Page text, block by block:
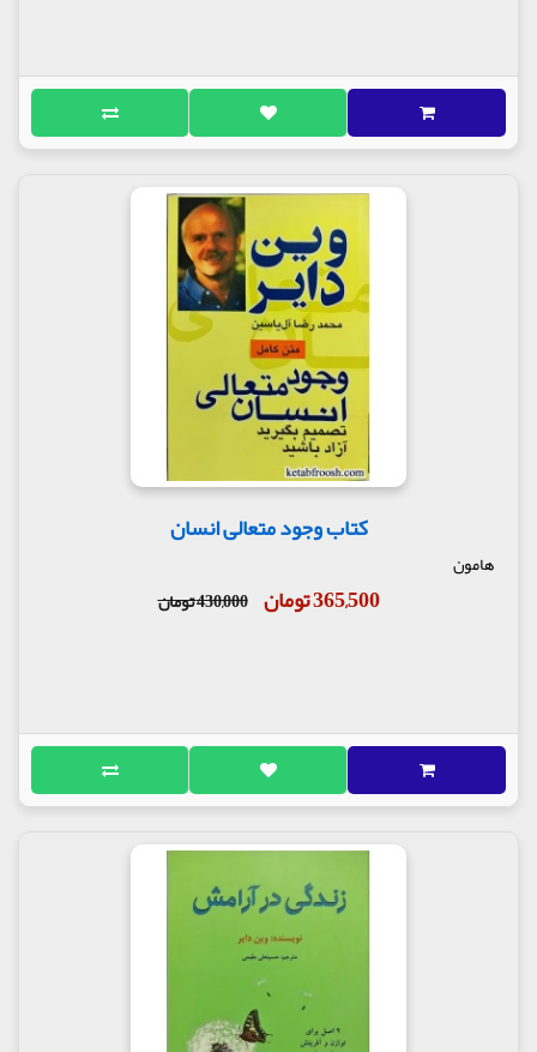
کتاب وجود متعالی انسان
هامون
365,500 تومان 430,000 تومان